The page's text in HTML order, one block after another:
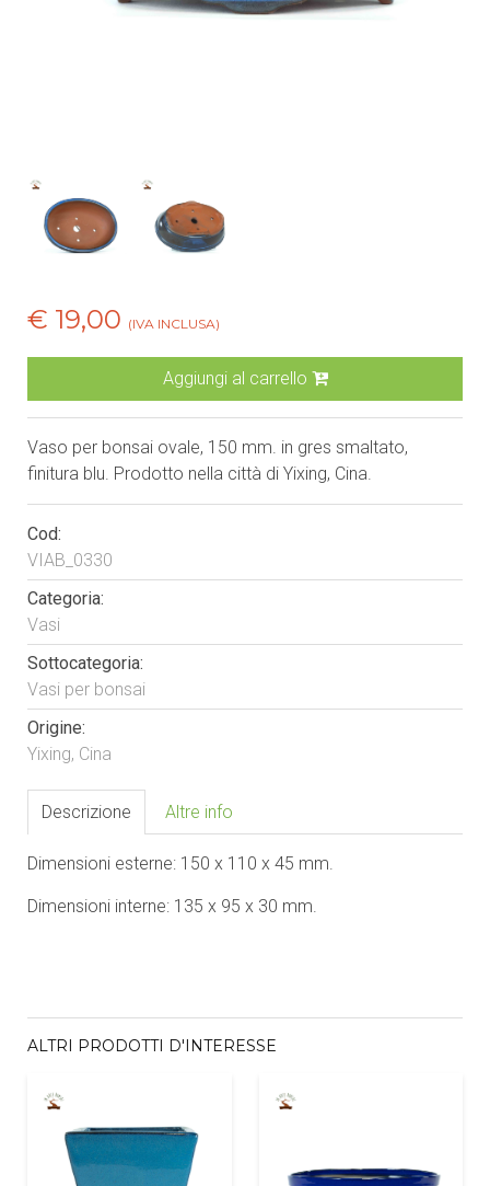
€ 19,00 (IVA INCLUSA)
Aggiungi al carrello
Vaso per bonsai ovale, 150 mm. in gres smaltato,
finitura blu. Prodotto nella città di Yixing, Cina.
Cod:
VIAB_0330
Categoria:
Vasi
Sottocategoria:
Vasi per bonsai
Origine:
Yixing, Cina
Descrizione Altre info
Dimensioni esterne: 150 x 110 x 45 mm.
Dimensioni interne: 135 x 95 x 30 mm.
ALTRI PRODOTTI D'INTERESSE